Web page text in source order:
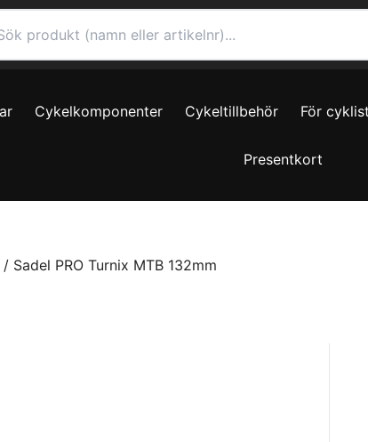
Cykelkomponenter Cykeltillbehör För
Presentkort
/ Sadel PRO Turnix MTB 132mm